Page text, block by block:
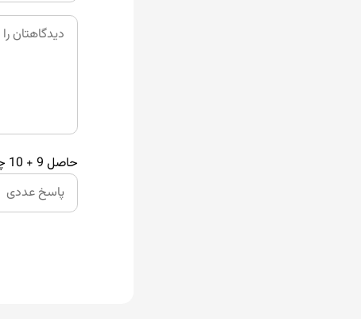
حاصل 9 + 10 چند است؟